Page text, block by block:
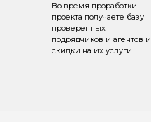
Во время проработки
проекта получаете базу
проверенных
подрядчиков и агентов и
скидки на их услуги